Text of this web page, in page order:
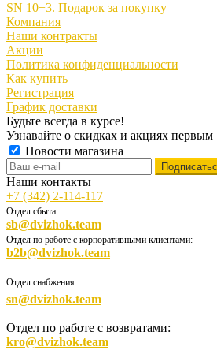
SN 10+3. Подарок за покупку
Компания
Наши контракты
Акции
Политика конфиденциальности
Как купить
Регистрация
График доставки
Будьте всегда в курсе!
Узнавайте о скидках и акциях первым
Новости магазина
Наши контакты
+7 (342) 2-114-117
Отдел сбыта:
sb@dvizhok.team
Отдел по работе с корпоративными клиентами:
b2b@dvizhok.team
Отдел снабжения:
sn@dvizhok.team
Отдел по работе с возвратами:
kro@dvizhok.team